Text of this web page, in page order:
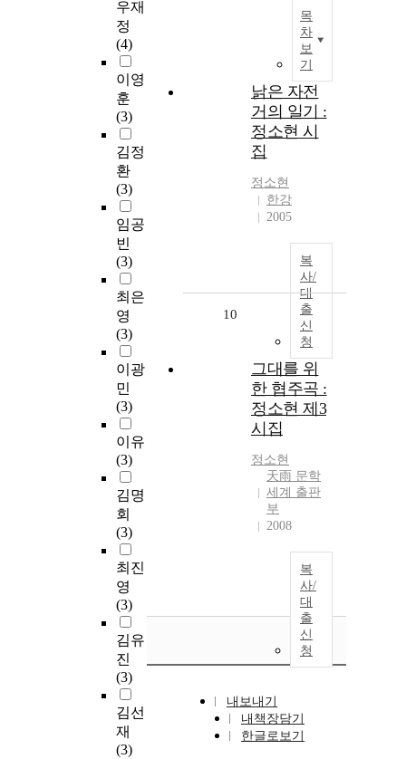
우재
정
(4)
이영
훈
(3)
김정
환
(3)
임공
빈
(3)
최은
영
(3)
이광
민
(3)
이유
(3)
김명
회
(3)
최진
영
(3)
김유
진
(3)
김선
재
(3)
목
차
보
기
낡은 자전
거의 일기 :
정소현 시
집
정소현
한강
2005
복
사/
대
출
신
청
10
그대를 위
한 협주곡 :
정소현 제3
시집
정소현
天雨 문학
세계 출판
부
2008
복
사/
대
출
신
청
내보내기
내책장담기
한글로보기